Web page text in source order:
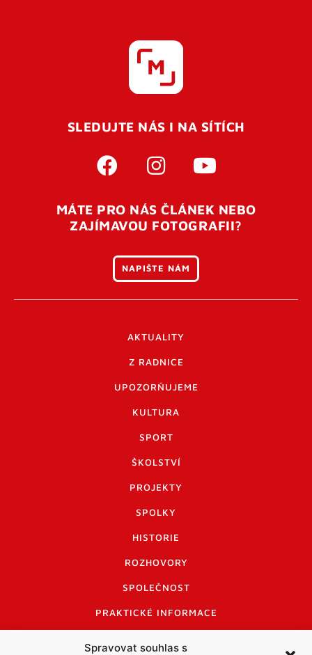
Spravovat souhlas s
SLEDUJTE NÁS I NA SÍTÍCH
MÁTE PRO NÁS ČLÁNEK NEBO
ZAJÍMAVOU FOTOGRAFII?
NAPIŠTE NÁM
AKTUALITY
Z RADNICE
UPOZORŇUJEME
KULTURA
SPORT
ŠKOLSTVÍ
PROJEKTY
SPOLKY
HISTORIE
ROZHOVORY
SPOLEČNOST
PRAKTICKÉ INFORMACE